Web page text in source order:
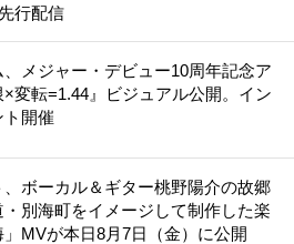
行配信
、メジャー・デビュー10周年記念ア
×変転=1.44』ビジュアル公開。イン
ト開催
、ボーカル＆ギター桃野陽介の故郷
別海町をイメージして制作した楽
MVが本日8月7日（金）に公開